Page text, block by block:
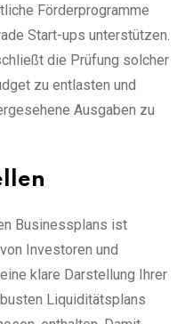
Förderprogramme
Start-ups unterstützen.
die Prüfung solcher
zu entlasten und
Ausgaben zu
Businessplans ist
Investoren und
klare Darstellung Ihrer
Liquiditätsplans